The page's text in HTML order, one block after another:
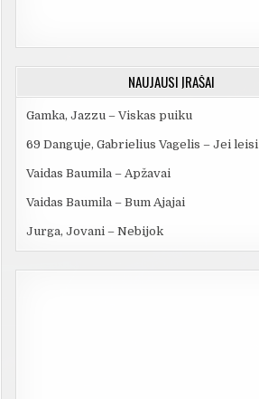
NAUJAUSI ĮRAŠAI
Gamka, Jazzu – Viskas puiku
69 Danguje, Gabrielius Vagelis – Jei leisi
Vaidas Baumila – Apžavai
Vaidas Baumila – Bum Ajajai
Jurga, Jovani – Nebijok